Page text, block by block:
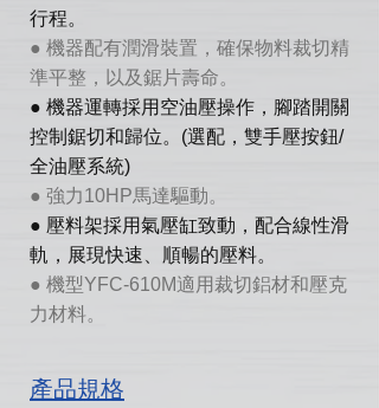
行程。
● 機器配有潤滑裝置，確保物料裁切精
準平整，以及鋸片壽命。
● 機器運轉採用空油壓操作，腳踏開關
控制鋸切和歸位。(選配，雙手壓按鈕/
全油壓系統)
● 強力10HP馬達驅動。
● 壓料架採用氣壓缸致動，配合線性滑
軌，展現快速、順暢的壓料。
● 機型YFC-610M適用裁切鋁材和壓克
力材料。
產品規格